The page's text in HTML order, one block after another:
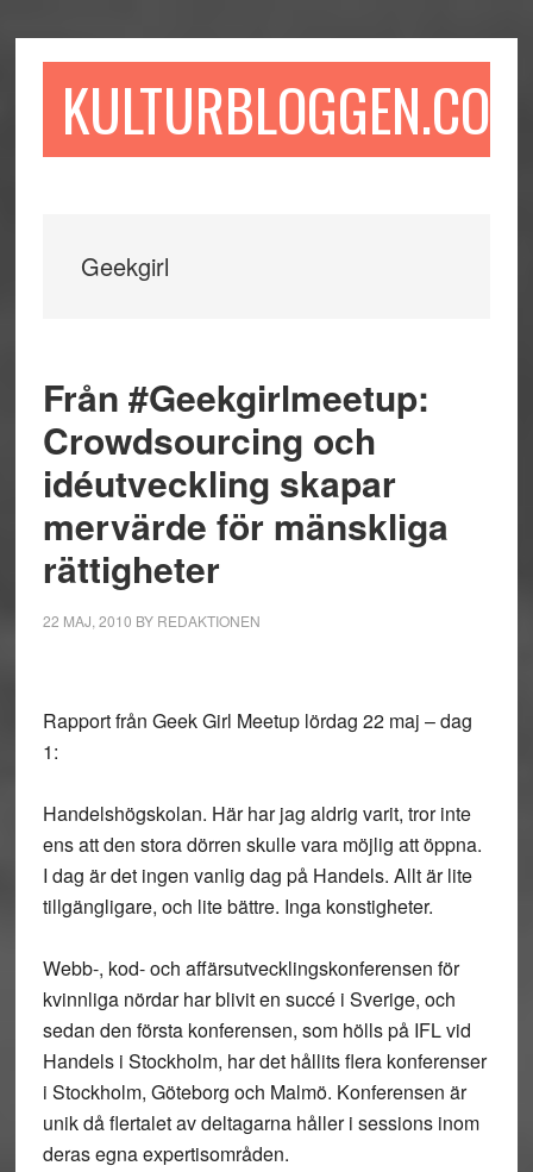
till
till
sidofältet
till
KULTURBLOGGEN.COM
Geekgirl
Från #Geekgirlmeetup:
Crowdsourcing och
idéutveckling skapar
mervärde för mänskliga
rättigheter
22 MAJ, 2010 BY REDAKTIONEN
Rapport från Geek Girl Meetup lördag 22 maj – dag
1:
Handelshögskolan. Här har jag aldrig varit, tror inte
ens att den stora dörren skulle vara möjlig att öppna.
I dag är det ingen vanlig dag på Handels. Allt är lite
tillgängligare, och lite bättre. Inga konstigheter.
Webb-, kod- och affärsutvecklingskonferensen för
kvinnliga nördar har blivit en succé i Sverige, och
sedan den första konferensen, som hölls på IFL vid
Handels i Stockholm, har det hållits flera konferenser
i Stockholm, Göteborg och Malmö. Konferensen är
unik då flertalet av deltagarna håller i sessions inom
deras egna expertisområden.